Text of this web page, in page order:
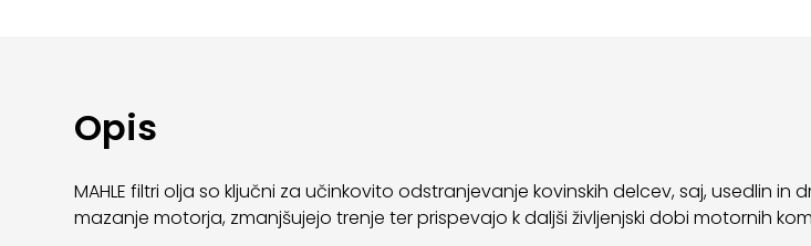
Opis
MAHLE filtri olja so ključni za učinkovito odstranjevanje kovinskih delcev, saj, usedlin
mazanje motorja, zmanjšujejo trenje ter prispevajo k daljši življenjski dobi motornih